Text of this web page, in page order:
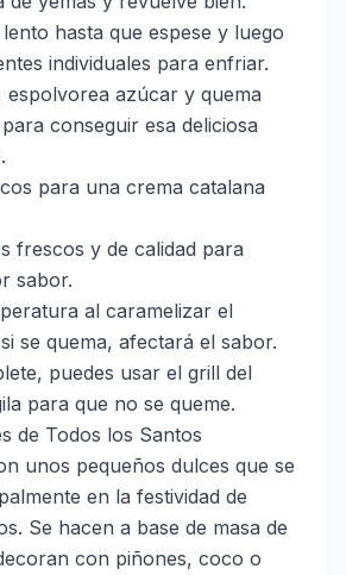
hasta que espese y luego
individuales para enfriar.
espolvorea azúcar y quema
conseguir esa deliciosa
para una crema catalana
frescos y de calidad para
sabor.
al caramelizar el
se quema, afectará el sabor.
puedes usar el grill del
para que no se queme.
de Todos los Santos
unos pequeños dulces que se
en la festividad de
Se hacen a base de masa de
con piñones, coco o